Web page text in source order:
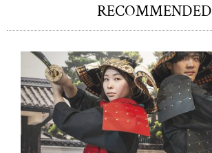
RECOMMENDED